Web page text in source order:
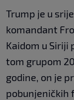
Trump je u
komandant
Kaidom u Siriji
tom grupom
godine, on je
pobunjeničkih